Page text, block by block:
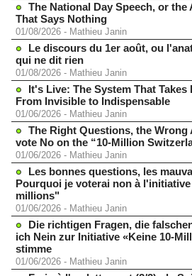
The National Day Speech, or the
That Says Nothing
01/08/2026 - Mathieu Janin
Le discours du 1er août, ou
qui ne dit rien
01/08/2026 - Mathieu Janin
It's Live: The System That
From Invisible to Indispensable
01/06/2026 - Mathieu Janin
The Right Questions, the
vote No on the “10-Million
01/06/2026 - Mathieu Janin
Les bonnes questions, les
Pourquoi je voterai non à
millions"
01/06/2026 - Mathieu Janin
Die richtigen Fragen, die
ich Nein zur Initiative «Keine 10-
stimme
01/06/2026 - Mathieu Janin